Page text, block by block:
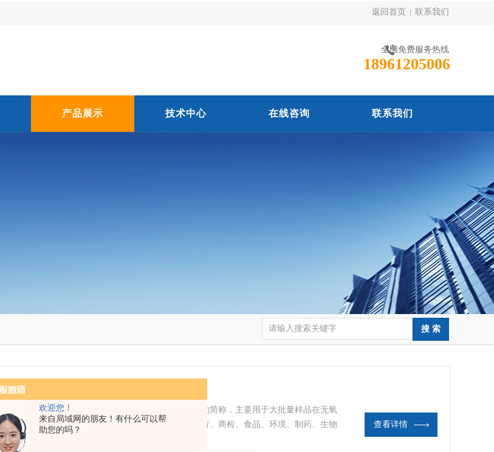
欢迎您！
来自局域网的朋友！有什么可以帮
助您的吗？
返回首页 联系我们
全国免费服务热线
18961205006
产品展示 技术中心 在线咨询 联系我们
氮吹仪是氮气浓缩装置、氮气吹扫仪的简称，主要用于大批量样品在无氧
下的浓缩或制备。广泛应用于农残分析、商检、食品、环境、制药、生物
查看详情